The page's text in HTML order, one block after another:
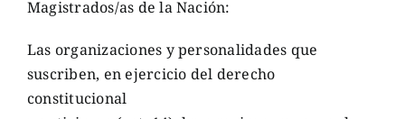
Magistrados/as de la Nación:
Las organizaciones y personalidades que
suscriben, en ejercicio del derecho
constitucional